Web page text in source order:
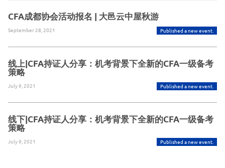
CFA成都协会活动报名 | 大邑云中屋秋游
September 28, 2021 Published a new event.
线上|CFA持证人分享：机考背景下全新的CFA一级备考
策略
July 9, 2021 Published a new event.
线下|CFA持证人分享：机考背景下全新的CFA一级备考
策略
July 9, 2021 Published a new event.